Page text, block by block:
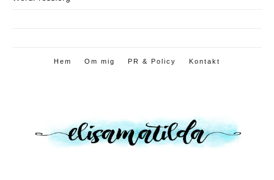
Hem Om mig PR & Policy Kontakt